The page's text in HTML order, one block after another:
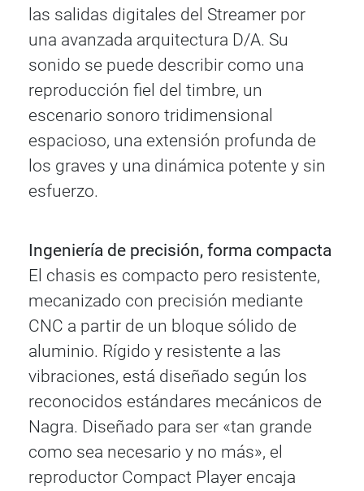
las salidas digitales del Streamer por
una avanzada arquitectura D/A. Su
sonido se puede describir como una
reproducción fiel del timbre, un
escenario sonoro tridimensional
espacioso, una extensión profunda de
los graves y una dinámica potente y sin
esfuerzo.
Ingeniería de precisión, forma compacta
El chasis es compacto pero resistente,
mecanizado con precisión mediante
CNC a partir de un bloque sólido de
aluminio. Rígido y resistente a las
vibraciones, está diseñado según los
reconocidos estándares mecánicos de
Nagra. Diseñado para ser «tan grande
como sea necesario y no más», el
reproductor Compact Player encaja